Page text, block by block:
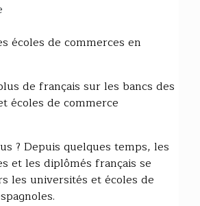
écoles de commerces en
de français sur les bancs des
écoles de commerce
? Depuis quelques temps, les
et les diplômés français se
les universités et écoles de